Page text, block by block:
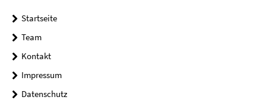
Startseite
Team
Kontakt
Impressum
Datenschutz